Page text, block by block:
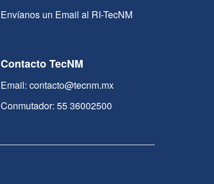
Envíanos un Email al RI-TecNM
Contacto TecNM
Email: contacto@tecnm.mx
Conmutador: 55 36002500